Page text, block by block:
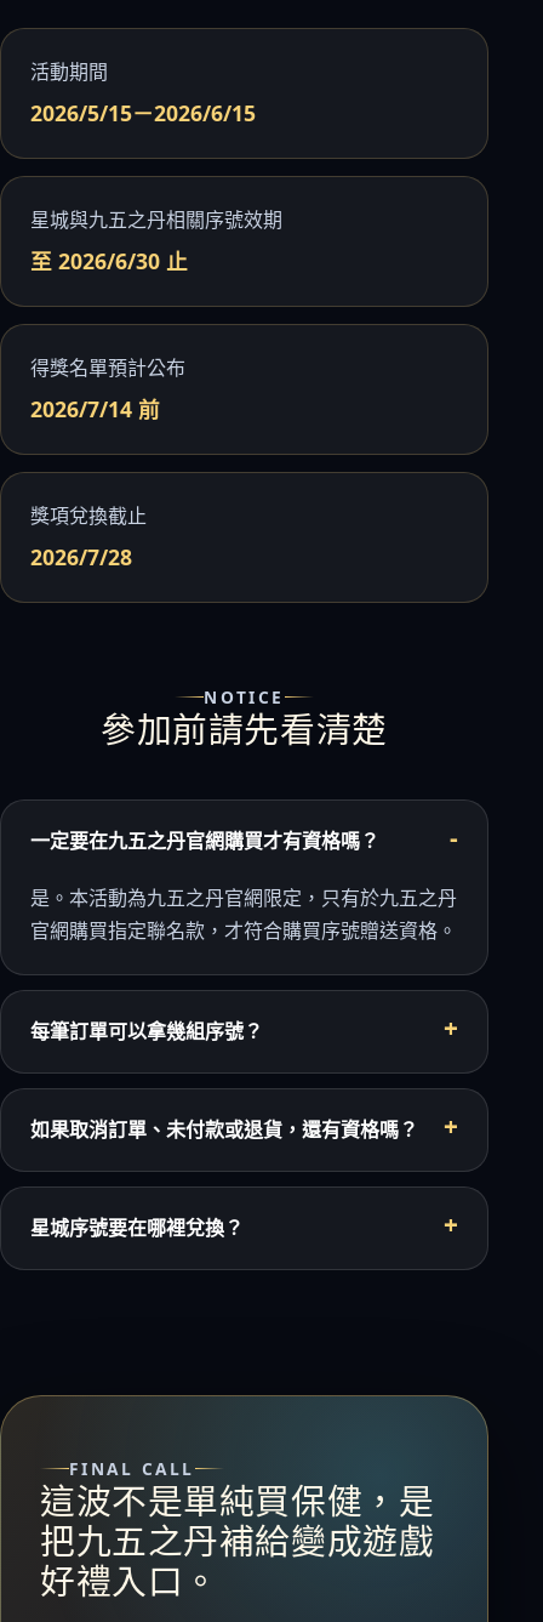
活動期間
2026/5/15－2026/6/15
星城與九五之丹相關序號效期
至 2026/6/30 止
得獎名單預計公布
2026/7/14 前
獎項兌換截止
2026/7/28
NOTICE
參加前請先看清楚
一定要在九五之丹官網購買才有資格嗎？
是。本活動為九五之丹官網限定，只有於九五之丹
官網購買指定聯名款，才符合購買序號贈送資格。
每筆訂單可以拿幾組序號？
如果取消訂單、未付款或退貨，還有資格嗎？
星城序號要在哪裡兌換？
FINAL CALL
這波不是單純買保健，是
把九五之丹補給變成遊戲
好禮入口。